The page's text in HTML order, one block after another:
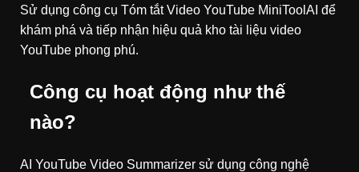
Sử dụng công cụ Tóm tắt Video YouTube MiniToolAI để
khám phá và tiếp nhận hiệu quả kho tài liệu video
YouTube phong phú.
Công cụ hoạt động như thế
nào?
AI YouTube Video Summarizer sử dụng công nghệ